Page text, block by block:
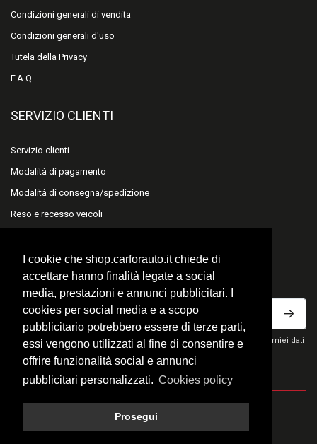
I cookie che shop.carforauto.it chiede di
accettare hanno finalità legate a social
media, prestazioni e annunci pubblicitari. I
cookies per social media e a scopo
pubblicitario potrebbero essere di terze parti,
essi vengono utilizzati al fine di consentire e
offrire funzionalità social e annunci
pubblicitari personalizzati. Cookies policy
Prosegui
Condizioni generali di vendita
Condizioni generali d'uso
Tutela della Privacy
F.A.Q.
SERVIZIO CLIENTI
Servizio clienti
Modalità di pagamento
Modalità di consegna/spedizione
Reso e recesso veicoli
ISCRIVITI ALLA NEWSLETTER
Ho letto la privacy policy del sito e acconsento al trattamento dei miei dati
personali per ricevere comunicazioni commerciali.
© 2026 Fratelli Carfora Snc - All rights reserved.